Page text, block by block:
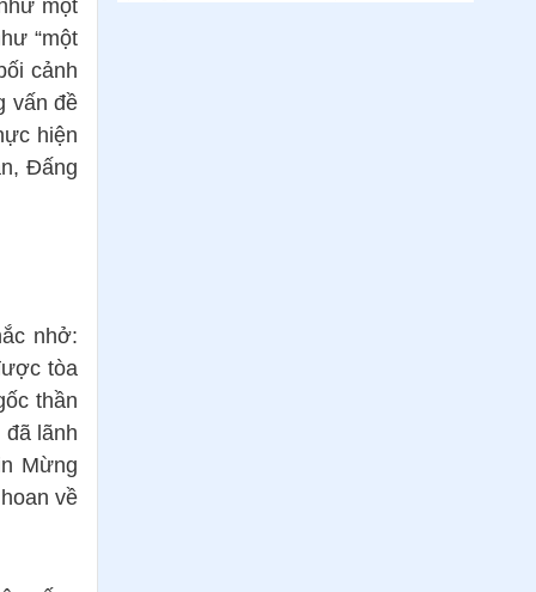
một
“một
cảnh
vấn đề
hiện
Đấng
nhở:
tòa
thần
lãnh
Mừng
về